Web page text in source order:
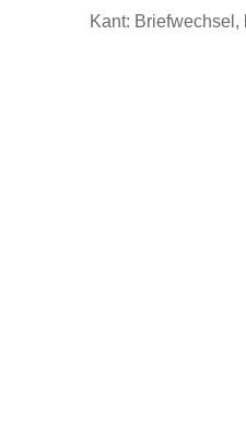
Kant: Briefwechsel,